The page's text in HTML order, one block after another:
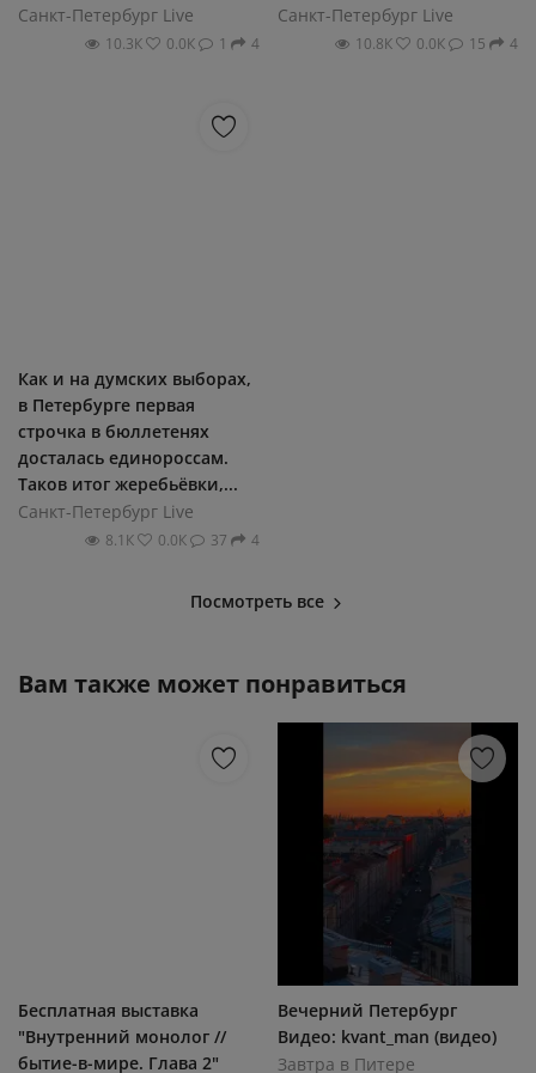
Санкт-Петербург Live
10.3К 0.0К 1 4
Санкт-Петербург Live
10.8К 0.0К 15 4
Как и на думских выборах,
в Петербурге первая
строчка в бюллетенях
досталась единороссам.
Таков итог жеребьёвки,...
Санкт-Петербург Live
8.1К 0.0К 37 4
Посмотреть все
Вам также может понравиться
Бесплатная выставка
"Внутренний монолог //
бытие-в-мире. Глава 2"
Вечерний Петербург
Видео: kvant_man (видео)
Завтра в Питере